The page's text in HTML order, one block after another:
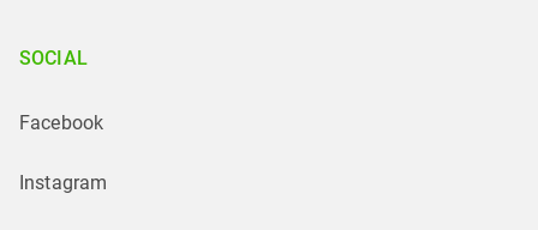
SOCIAL
Facebook
Instagram